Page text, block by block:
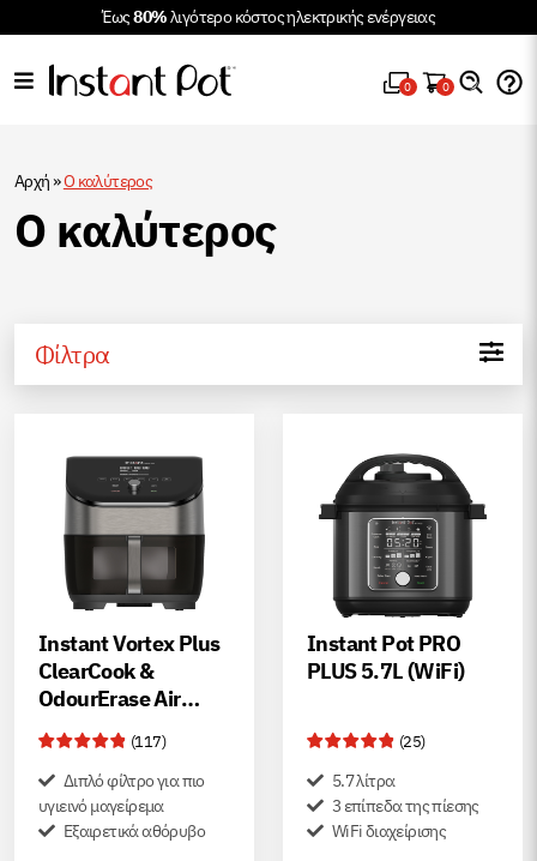
Έως80%λιγότερο κόστος ηλεκτρικής ενέργειας
0 0
Αρχή»Ο καλύτερος
Ο καλύτερος
Φίλτρα
Instant Vortex Plus
ClearCook &
OdourErase Air
Fryer 5.7L
(117)
Διπλό φίλτρο για πιο
υγιεινό μαγείρεμα
Εξαιρετικά αθόρυβο
Instant Pot PRO
PLUS 5.7L (WiFi)
(25)
5.7 λίτρα
3 επίπεδα της πίεσης
WiFi διαχείρισης